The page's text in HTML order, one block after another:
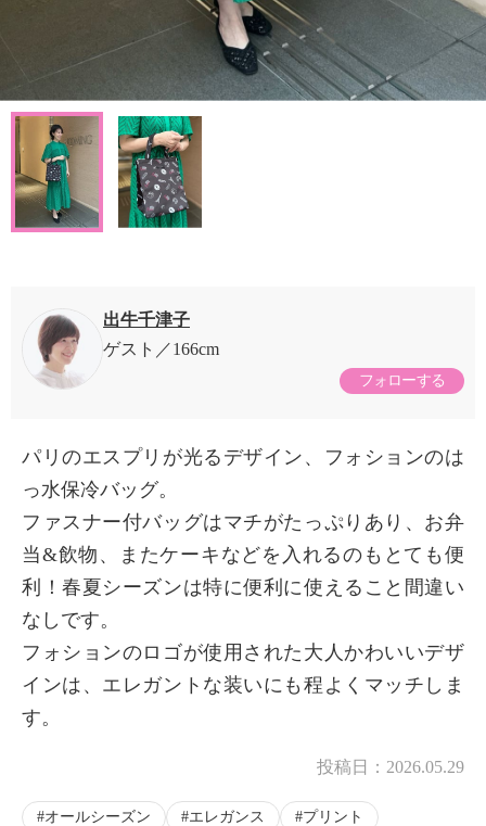
出牛千津子
ゲスト
166cm
フォローする
パリのエスプリが光るデザイン、フォションのは
っ水保冷バッグ。
ファスナー付バッグはマチがたっぷりあり、お弁
当&飲物、またケーキなどを入れるのもとても便
利！春夏シーズンは特に便利に使えること間違い
なしです。
フォションのロゴが使用された大人かわいいデザ
インは、エレガントな装いにも程よくマッチしま
す。
投稿日： 2026.05.29
オールシーズン エレガンス
プリント